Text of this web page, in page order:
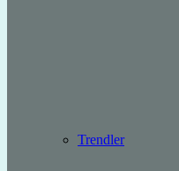
Trendler